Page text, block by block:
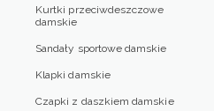
Kurtki przeciwdeszczowe
damskie
Sandały sportowe damskie
Klapki damskie
Czapki z daszkiem damskie